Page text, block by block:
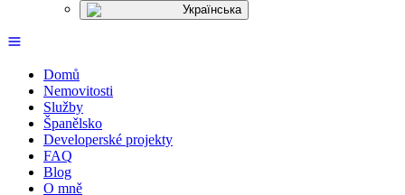
Українська
Domů
Nemovitosti
Služby
Španělsko
Developerské projekty
FAQ
Blog
O mně